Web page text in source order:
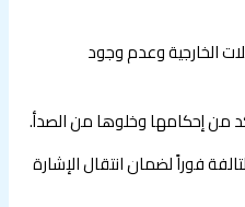
الخارجية وعدم وجود
فوراً لضمان انتقال الإشارة